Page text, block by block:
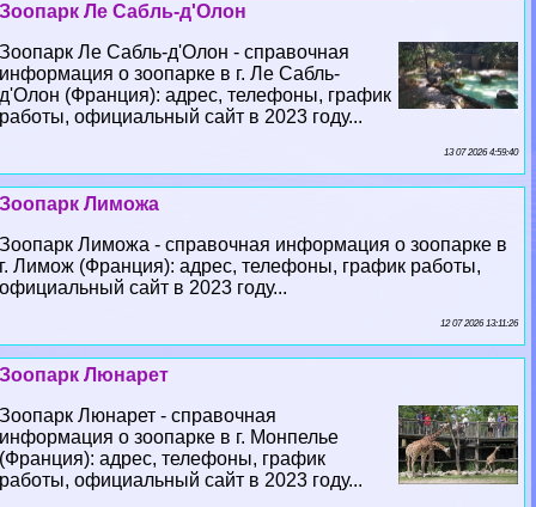
Зоопарк Ле Сабль-д'Олон
Зоопарк Ле Сабль-д'Олон - справочная
информация о зоопарке в г. Ле Сабль-
д'Олон (Франция): адрес, телефоны, график
работы, официальный сайт в 2023 году...
13 07 2026 4:59:40
Зоопарк Лиможа
Зоопарк Лиможа - справочная информация о зоопарке в
г. Лимож (Франция): адрес, телефоны, график работы,
официальный сайт в 2023 году...
12 07 2026 13:11:26
Зоопарк Люнарет
Зоопарк Люнарет - справочная
информация о зоопарке в г. Монпелье
(Франция): адрес, телефоны, график
работы, официальный сайт в 2023 году...